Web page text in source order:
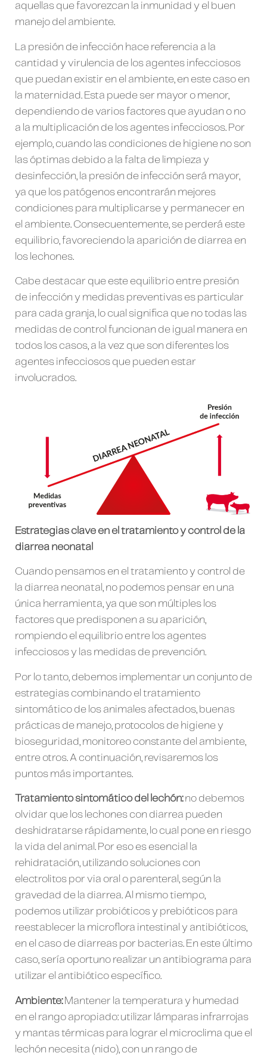
aquellas que favorezcan la inmunidad y el buen
manejo del ambiente.
La presión de infección hace referencia a la
cantidad y virulencia de los agentes infecciosos
que puedan existir en el ambiente, en este caso en
la maternidad. Esta puede ser mayor o menor,
dependiendo de varios factores que ayudan o no
a la multiplicación de los agentes infecciosos. Por
ejemplo, cuando las condiciones de higiene no son
las óptimas debido a la falta de limpieza y
desinfección, la presión de infección será mayor,
ya que los patógenos encontrarán mejores
condiciones para multiplicarse y permanecer en
el ambiente. Consecuentemente, se perderá este
equilibrio, favoreciendo la aparición de diarrea en
los lechones.
Cabe destacar que este equilibrio entre presión
de infección y medidas preventivas es particular
para cada granja, lo cual significa que no todas las
medidas de control funcionan de igual manera en
todos los casos, a la vez que son diferentes los
agentes infecciosos que pueden estar
involucrados.
Estrategias clave en el tratamiento y control de la
diarrea neonatal
Cuando pensamos en el tratamiento y control de
la diarrea neonatal, no podemos pensar en una
única herramienta, ya que son múltiples los
factores que predisponen a su aparición,
rompiendo el equilibrio entre los agentes
infecciosos y las medidas de prevención.
Por lo tanto, debemos implementar un conjunto de
estrategias combinando el tratamiento
sintomático de los animales afectados, buenas
prácticas de manejo, protocolos de higiene y
bioseguridad, monitoreo constante del ambiente,
entre otros. A continuación, revisaremos los
puntos más importantes.
Tratamiento sintomático del lechón:no debemos
olvidar que los lechones con diarrea pueden
deshidratarse rápidamente, lo cual pone en riesgo
la vida del animal. Por eso es esencial la
rehidratación, utilizando soluciones con
electrolitos por via oral o parenteral, según la
gravedad de la diarrea. Al mismo tiempo,
podemos utilizar probióticos y prebióticos para
reestablecer la microflora intestinal y antibióticos,
en el caso de diarreas por bacterias. En este último
caso, sería oportuno realizar un antibiograma para
utilizar el antibiótico específico.
Ambiente: Mantener la temperatura y humedad
en el rango apropiado: utilizar lámparas infrarrojas
y mantas térmicas para lograr el microclima que el
lechón necesita (nido), con un rango de